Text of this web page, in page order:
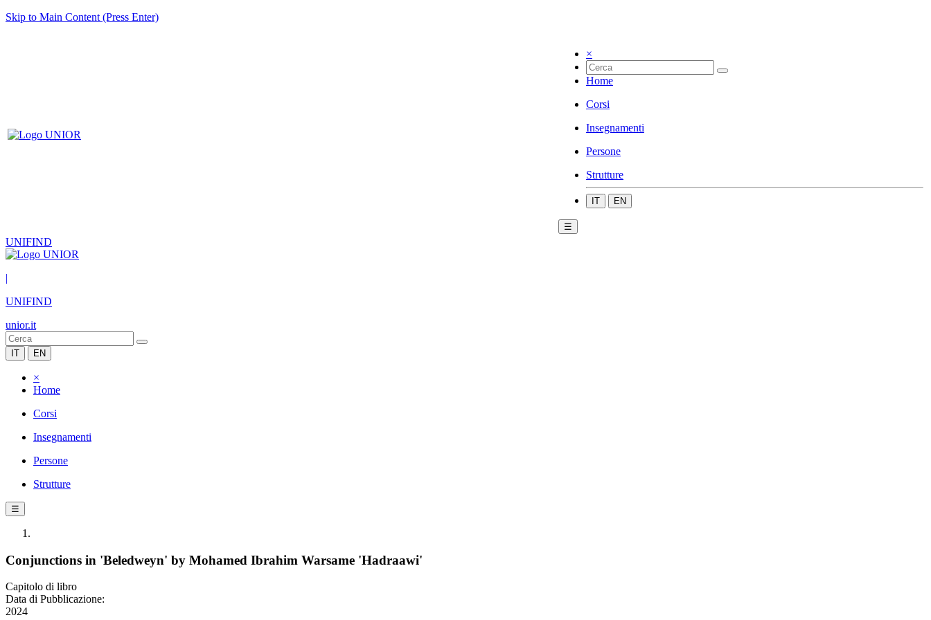
Skip to Main Content (Press Enter)
×
Home
Corsi
Insegnamenti
Persone
Strutture
IT EN
☰
UNIFIND
|
UNIFIND
unior.it
IT EN
×
Home
Corsi
Insegnamenti
Persone
Strutture
☰
Conjunctions in 'Beledweyn' by Mohamed Ibrahim Warsame 'Hadraawi'
Capitolo di libro
Data di Pubblicazione:
2024